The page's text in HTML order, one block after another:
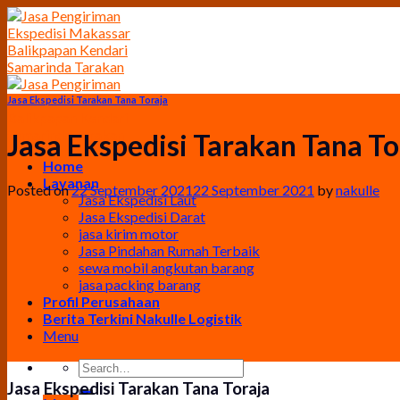
Skip
to
content
Home
Layanan
Jasa Ekspedisi Laut
Jasa Ekspedisi Darat
jasa kirim motor
Jasa Pindahan Rumah Terbaik
sewa mobil angkutan barang
jasa packing barang
Profil Perusahaan
Berita Terkini Nakulle Logistik
Menu
Jasa Ekspedisi Tarakan Tana Toraja
Jasa Ekspedisi Tarakan Tana
Posted on22 September 202122 September 2021 bynakulle
Jasa Ekspedisi Tarakan Tana Toraja